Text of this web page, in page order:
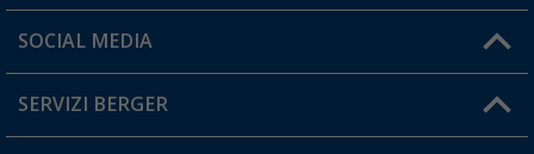
Orari di apertura del servizio:
Hai una domanda?
SOCIAL MEDIA
SERVIZI BERGER